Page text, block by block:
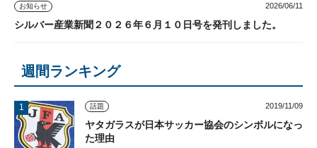
お知らせ 2026/06/11
シルバー産業新聞２０２６年６月１０日号を発刊しました。
週間ランキング
話題 2019/11/09
ヤタガラスが日本サッカー協会のシンボルになっ
た理由